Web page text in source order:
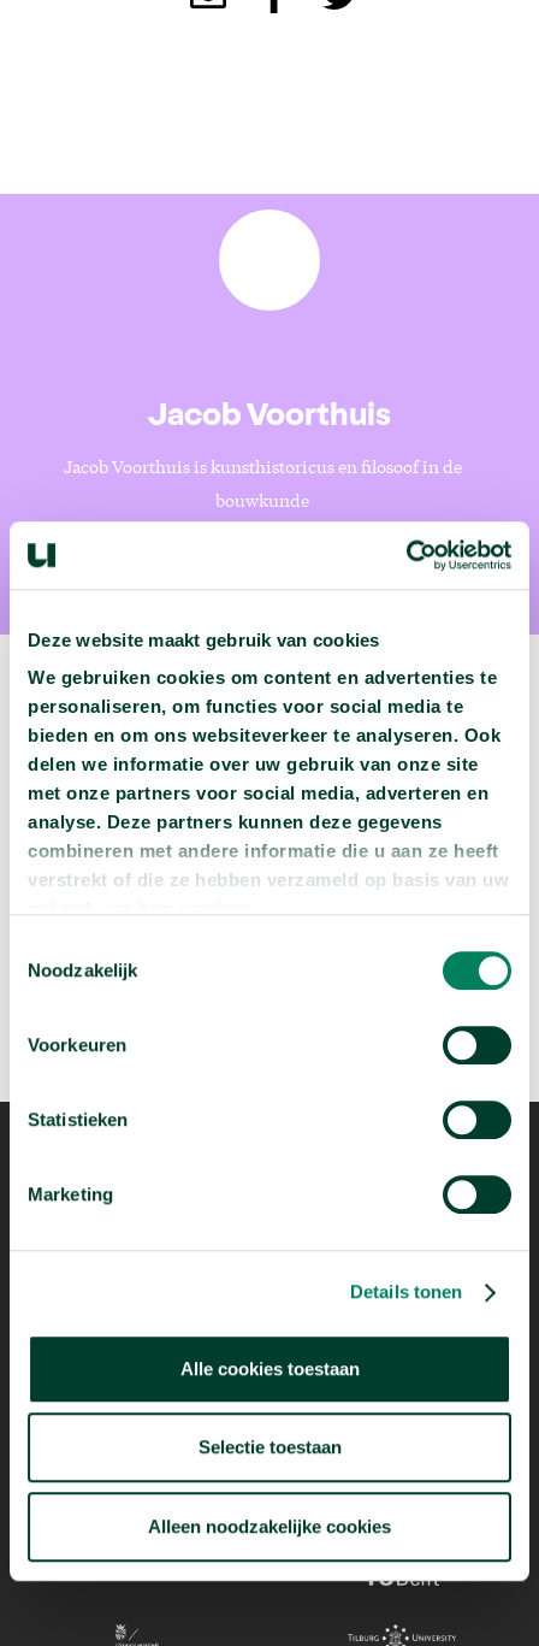
Deze website maakt gebruik van cookies
We gebruiken cookies om content en advertenties te
personaliseren, om functies voor social media te
bieden en om ons websiteverkeer te analyseren. Ook
delen we informatie over uw gebruik van onze site
met onze partners voor social media, adverteren en
analyse. Deze partners kunnen deze gegevens
combineren met andere informatie die u aan ze heeft
verstrekt of die ze hebben verzameld op basis van uw
Noodzakelijk
Voorkeuren
Statistieken
Marketing
Details tonen
Alle cookies toestaan
Selectie toestaan
Alleen noodzakelijke cookies
Jacob Voorthuis
Jacob Voorthuis is kunsthistoricus en filosoof in de
bouwkunde
Volgende podcast:
Wat zijn jouw naam en bsn-nummer waard?
Beluister deze podcast arrow_forward
Mogelijk dankzij